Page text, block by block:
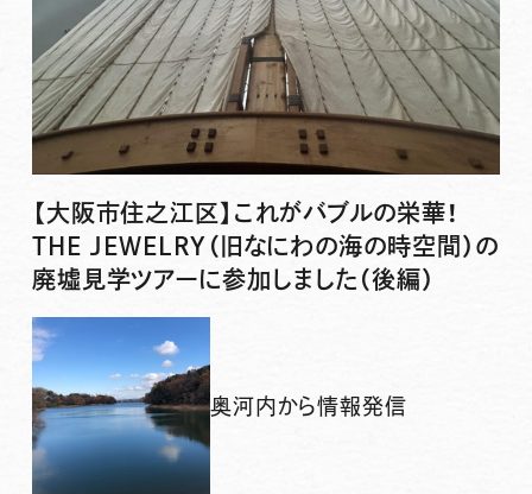
【大阪市住之江区】これがバブルの栄華！
THE JEWELRY（旧なにわの海の時空間）の
廃墟見学ツアーに参加しました（後編）
奥河内から情報発信